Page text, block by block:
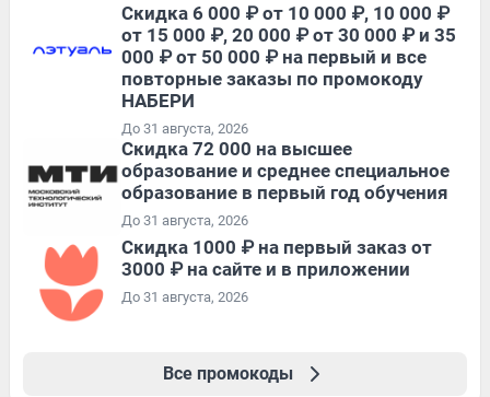
Скидка 6 000 ₽ от 10 000 ₽, 10 000 ₽
от 15 000 ₽, 20 000 ₽ от 30 000 ₽ и 35
000 ₽ от 50 000 ₽ на первый и все
повторные заказы по промокоду
НАБЕРИ
До 31 августа, 2026
Скидка 72 000 на высшее
образование и среднее специальное
образование в первый год обучения
До 31 августа, 2026
Скидка 1000 ₽ на первый заказ от
3000 ₽ на сайте и в приложении
До 31 августа, 2026
Все промокоды